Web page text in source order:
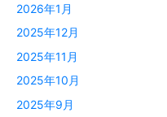
2026年1月
2025年12月
2025年11月
2025年10月
2025年9月